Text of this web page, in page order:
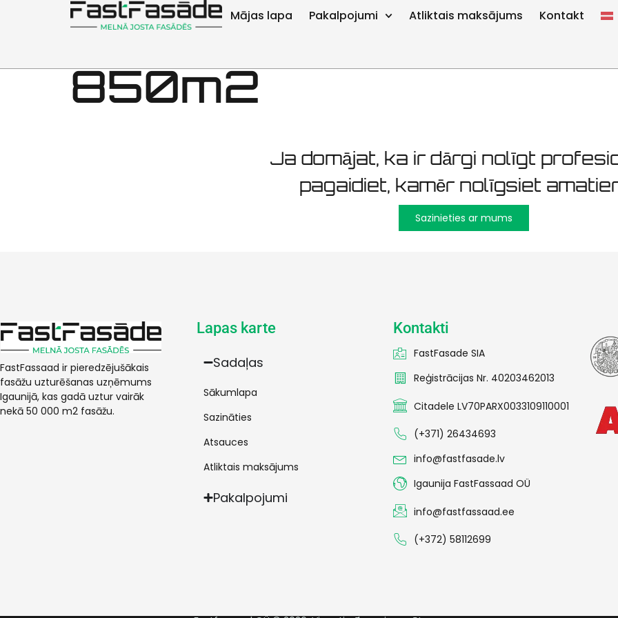
Mājas lapa Pakalpojumi Atliktais maksājums Kontakt
Tallinas Mustamäe
850m2
Ja domājat, ka ir dārgi nolīgt
pagaidiet, kamēr nolīgsiet
Sazinieties ar mums
FastFassaad ir pieredzējušākais
fasāžu uzturēšanas uzņēmums
Igaunijā, kas gadā uztur vairāk
nekā 50 000 m2 fasāžu.
Lapas karte
Sadaļas
Sākumlapa
Sazināties
Atsauces
Atliktais maksājums
Pakalpojumi
Kontakti
FastFasade SIA
Reģistrācijas Nr. 40203462013
Citadele LV70PARX0033109110001
(+371) 26434693
info@fastfasade.lv
Igaunija FastFassaad OÜ
info@fastfassaad.ee
(+372) 58112699